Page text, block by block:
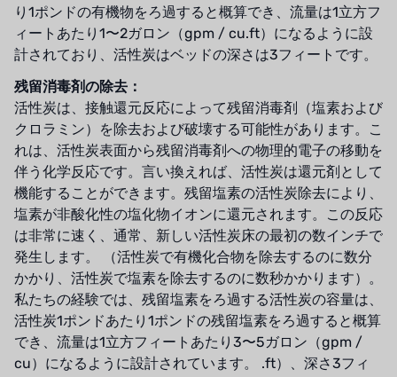
り1ポンドの有機物をろ過すると概算でき、流量は1立方フ
ィートあたり1〜2ガロン（gpm / cu.ft）になるように設
計されており、活性炭はベッドの深さは3フィートです。
残留消毒剤の除去：
活性炭は、接触還元反応によって残留消毒剤（塩素および
クロラミン）を除去および破壊する可能性があります。こ
れは、活性炭表面から残留消毒剤への物理的電子の移動を
伴う化学反応です。言い換えれば、活性炭は還元剤として
機能することができます。残留塩素の活性炭除去により、
塩素が非酸化性の塩化物イオンに還元されます。この反応
は非常に速く、通常、新しい活性炭床の最初の数インチで
発生します。 （活性炭で有機化合物を除去するのに数分
かかり、活性炭で塩素を除去するのに数秒かかります）。
私たちの経験では、残留塩素をろ過する活性炭の容量は、
活性炭1ポンドあたり1ポンドの残留塩素をろ過すると概算
でき、流量は1立方フィートあたり3〜5ガロン（gpm /
cu）になるように設計されています。 .ft）、深さ3フィ